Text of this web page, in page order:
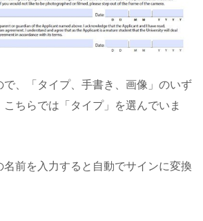
で、「タイプ、手書き、画像」のいず
ちらでは「タイプ」を選んでいま
名前を入力すると自動でサインに変換